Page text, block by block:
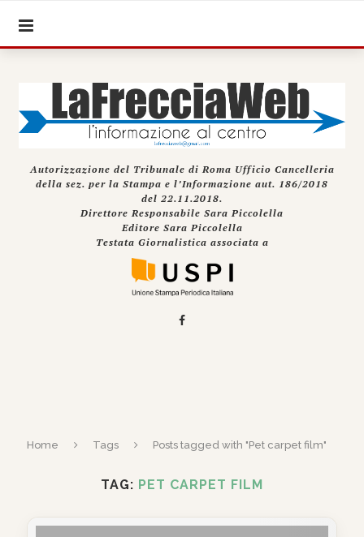
Autorizzazione del Tribunale di Roma Ufficio Cancelleria
della sez. per la Stampa e l’Informazione aut. 186/2018
del 22.11.2018.
Direttore Responsabile Sara Piccolella
Editore Sara Piccolella
Testata Giornalistica associata a
Home Tags Posts tagged with "Pet carpet film"
TAG: PET CARPET FILM